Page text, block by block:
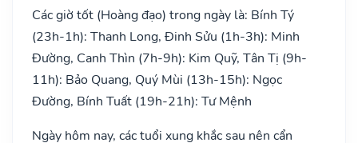
Các giờ tốt (Hoàng đạo) trong ngày là: Bính Tý
(23h-1h): Thanh Long, Đinh Sửu (1h-3h): Minh
Đường, Canh Thìn (7h-9h): Kim Quỹ, Tân Tị (9h-
11h): Bảo Quang, Quý Mùi (13h-15h): Ngọc
Đường, Bính Tuất (19h-21h): Tư Mệnh
Ngày hôm nay, các tuổi xung khắc sau nên cẩn